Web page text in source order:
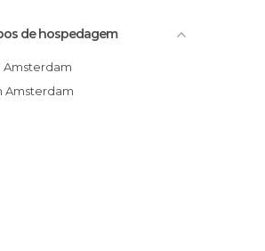
de hospedagem
Amsterdam
Amsterdam